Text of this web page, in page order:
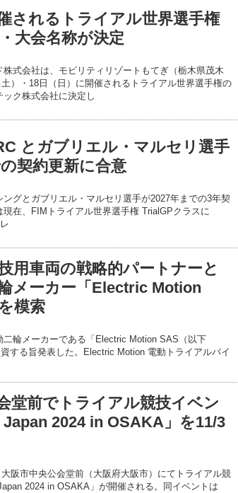
されるトライアル世界選手権
大会名称が決定
式会社は、モビリティリゾートもてぎ（栃木県茂木
）・18日（日）に開催されるトライアル世界選手権の
ク株式会社に決定し
とガブリエル・マルセリ選手
契約更新に合意
グとガブリエル・マルセリ選手が2027年までの3年契
在、FIMトライアル世界選手権 TrialGPクラスに
用車両の戦略的パートナーと
メーカー「Electric Motion
模索
二輪メーカーである「Electric Motion SAS（以下
する旨発表した。Electric Motion 電動トライアルバイ
堂前でトライアル競技イベン
Japan 2024 in OSAKA」を11/3
阪市中央公会堂前（大阪府大阪市）にてトライアル競
2024 in OSAKA」が開催される。同イベントは